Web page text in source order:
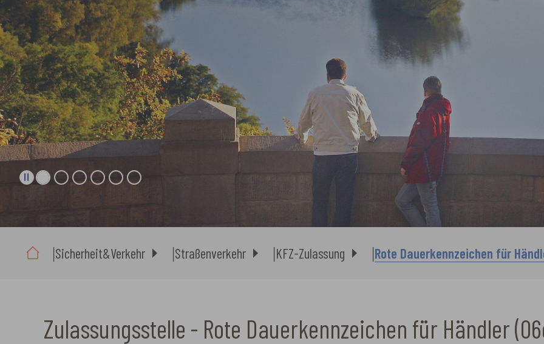
Sicherheit&Verkehr Straßenverkehr KFZ-Zulassung Rote Dauerkennzeichen für
Zulassungsstelle - Rote Dauerkennzeichen für Händler